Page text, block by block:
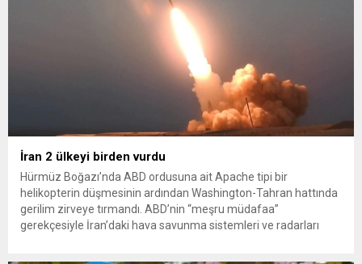
İran 2 ülkeyi birden vurdu
Hürmüz Boğazı’nda ABD ordusuna ait Apache tipi bir
helikopterin düşmesinin ardından Washington-Tahran hattında
gerilim zirveye tırmandı. ABD’nin “meşru müdafaa”
gerekçesiyle İran’daki hava savunma sistemleri ve radarları